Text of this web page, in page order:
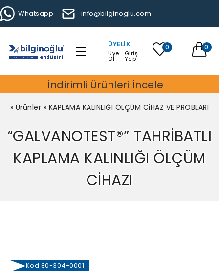
Whatsapp info@bilginoglu.com
ÜYELIK
Üye
Ol
Giriş
Yap
0 0
İndirimli Ürünleri İncele
» Ürünler » KAPLAMA KALINLIĞI ÖLÇÜM CiHAZ VE PROBLARI
“GALVANOTEST®” TAHRİBATLI
KAPLAMA KALINLIĞI ÖLÇÜM
CİHAZI
Kod 80-304-0001